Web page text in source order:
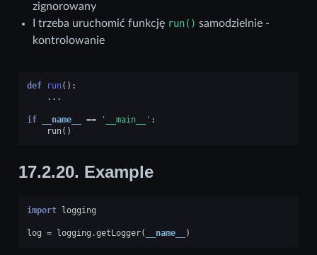
zignorowany
I trzeba uruchomić funkcję run() samodzielnie -
kontrolowanie
def run():
...
if __name__ == '__main__' :
run()
17.2.20. Example
import logging
log = logging .getLogger( __name__ )